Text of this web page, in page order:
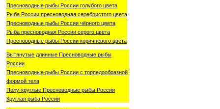
Пресноводные рыбы России голубого цвета
Рыба России пресноводная серебристого цвета
Пресноводные рыбы России чёрного цвета
Рыба пресноводная России серого цвета
Пресноводные рыбы России коричневого цвета
Вытянутые длинные Пресноводные рыбы
России
Пресноводные рыбы России с торпедообразной
формой тела
Полу-круглые Пресноводные рыбы России
Круглая рыба России